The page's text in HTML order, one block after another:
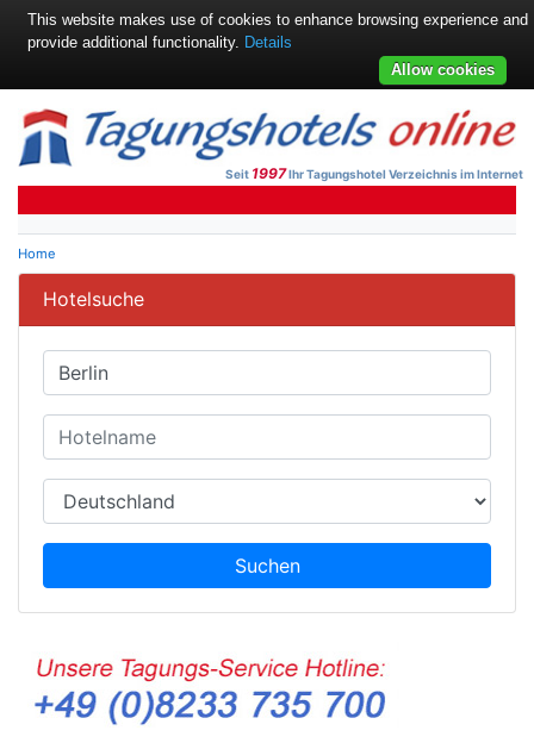
Seit 1997Ihr Tagungshotel Verzeichnis im Internet
Home
Hotelsuche
Suchen
This website makes use of cookies to enhance browsing experience and
provide additional functionality. Details
Allow cookies